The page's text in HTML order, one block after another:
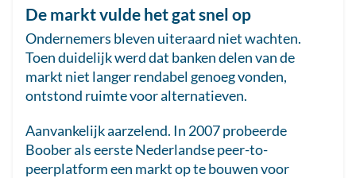
De markt vulde het gat snel op
Ondernemers bleven uiteraard niet wachten.
Toen duidelijk werd dat banken delen van de
markt niet langer rendabel genoeg vonden,
ontstond ruimte voor alternatieven.
Aanvankelijk aarzelend. In 2007 probeerde
Boober als eerste Nederlandse peer-to-
peerplatform een markt op te bouwen voor